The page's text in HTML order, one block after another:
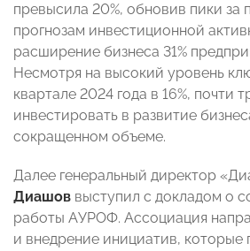
превысила 20%, обновив пики за
прогнозам инвестиционной
расширение бизнеса 31%
Несмотря на высокий уровень
квартале 2024 года в 16%, почти
инвестировать в развитие
сокращенном объеме.
Далее генеральный директор
Диашов выступил с докладом о
работы АУРОФ. Ассоциация
и внедрение инициатив, которые